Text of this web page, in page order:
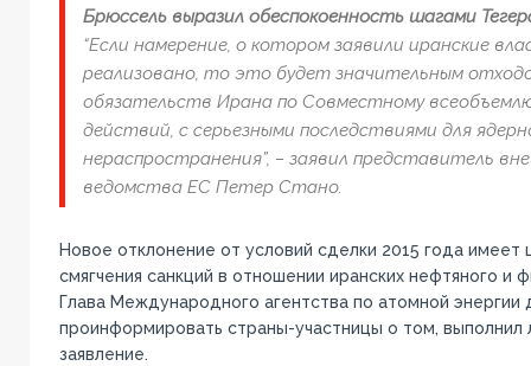
Брюссель выразил обеспокоенность шагами
“Если намерение, о котором заявили иранские
реализовано, то это будет значительным
обязательств Ирана по Совместному
действий, с серьезными последствиями для
нераспространения”, – заявил представитель
ведомства ЕС Петер Стано.
Новое отклонение от условий сделки 2015 года имеет
смягчения санкций в отношении иранских нефтяного и
Глава Международного агентства по атомной энергии
проинформировать страны-участницы о том, выполнил
заявление.